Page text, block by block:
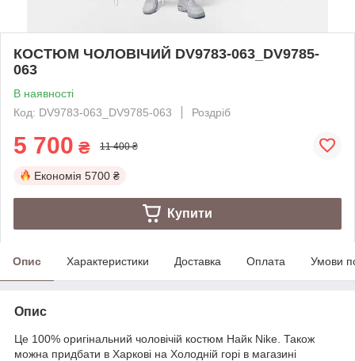
КОСТЮМ ЧОЛОВІЧИЙ DV9783-063_DV9785-
063
В наявності
Код: DV9783-063_DV9785-063
Роздріб
5 700 ₴ 11 400 ₴
Економія 5700 ₴
Купити
Опис Характеристики Доставка Оплата Умови
Опис
Це 100% оригінальний чоловічій костюм Найк Nike. Також
можна придбати в Харкові на Холодній горі в магазині